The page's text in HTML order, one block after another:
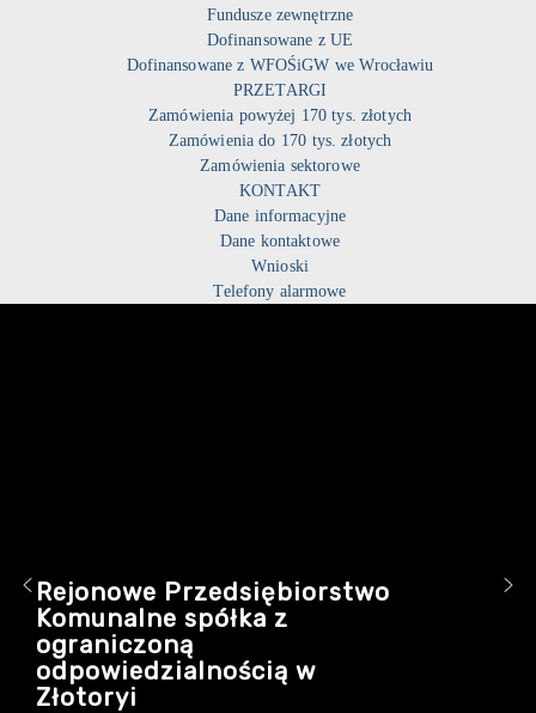
Fundusze zewnętrzne
Dofinansowane z UE
Dofinansowane z WFOŚiGW we Wrocławiu
PRZETARGI
Zamówienia powyżej 170 tys. złotych
Zamówienia do 170 tys. złotych
Zamówienia sektorowe
KONTAKT
Dane informacyjne
Dane kontaktowe
Wnioski
Telefony alarmowe
Rejonowe Przedsiębiorstwo
Komunalne spółka z
ograniczoną
odpowiedzialnością w
Złotoryi